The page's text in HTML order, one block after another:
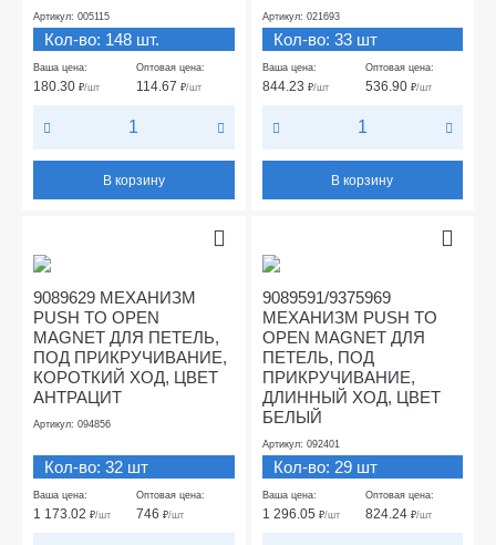
Артикул: 005115
Кол-во: 148 шт.
Ваша цена:
180.30 ₽/шт
Оптовая цена:
114.67₽/шт
В корзину
Артикул: 021693
Кол-во: 33 шт
Ваша цена:
844.23 ₽/шт
Оптовая цена:
536.90 ₽/шт
В корзину
9089629 МЕХАНИЗМ
PUSH TO OPEN
MAGNET ДЛЯ ПЕТЕЛЬ,
ПОД ПРИКРУЧИВАНИЕ,
КОРОТКИЙ ХОД, ЦВЕТ
АНТРАЦИТ
Артикул: 094856
Кол-во: 32 шт
Ваша цена:
1 173.02 ₽/шт
Оптовая цена:
746₽/шт
9089591/9375969
МЕХАНИЗМ PUSH TO
OPEN MAGNET ДЛЯ
ПЕТЕЛЬ, ПОД
ПРИКРУЧИВАНИЕ,
ДЛИННЫЙ ХОД, ЦВЕТ
БЕЛЫЙ
Артикул: 092401
Кол-во: 29 шт
Ваша цена:
1 296.05 ₽/шт
Оптовая цена:
824.24 ₽/шт